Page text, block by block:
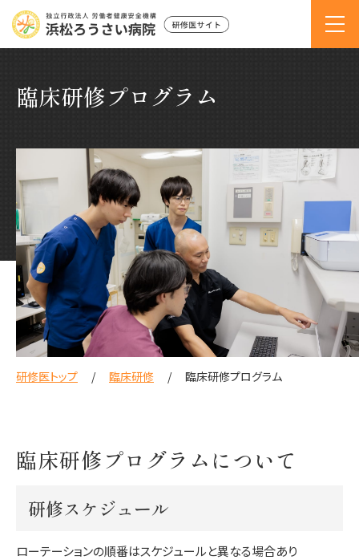
臨床研修プログラム
研修医トップ 臨床研修 臨床研修プログラム
臨床研修プログラムについて
研修スケジュール
ローテーションの順番はスケジュールと異なる場合あり